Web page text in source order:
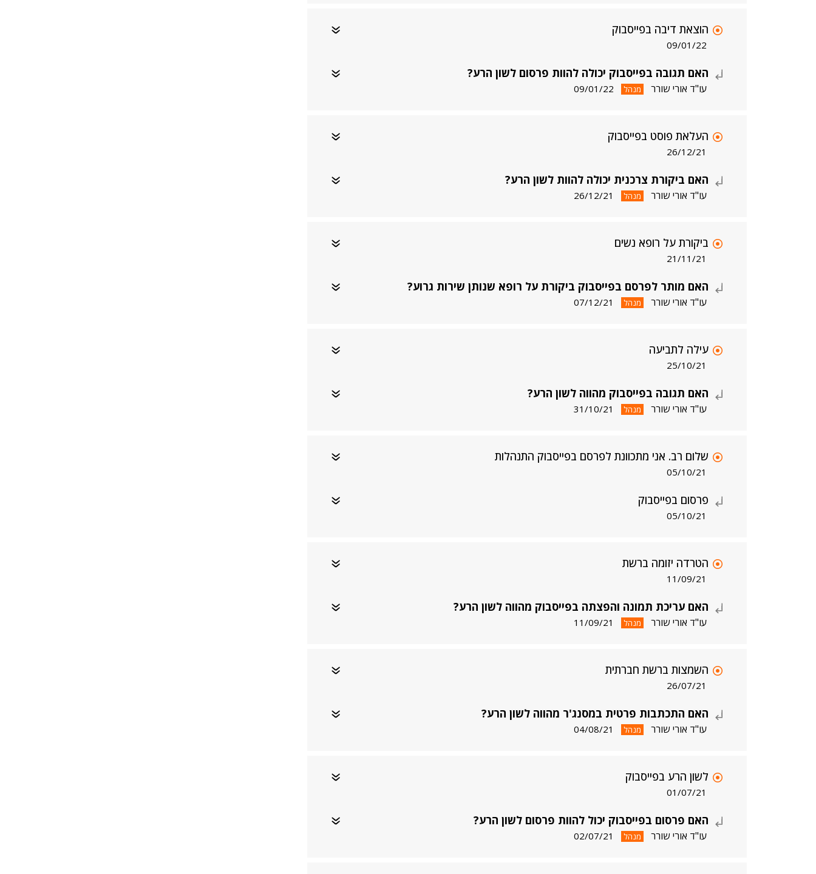
הוצאת דיבה בפייסבוק
09/01/22
האם תגובה בפייסבוק יכולה להוות פרסום לשון הרע?
עו"ד אורי שורר מנהל 09/01/22
העלאת פוסט בפייסבוק
26/12/21
האם ביקורת צרכנית יכולה להוות לשון הרע?
עו"ד אורי שורר מנהל 26/12/21
ביקורת על רופא נשים
21/11/21
האם מותר לפרסם בפייסבוק ביקורת על רופא שנותן שירות גרוע?
עו"ד אורי שורר מנהל 07/12/21
עילה לתביעה
25/10/21
האם תגובה בפייסבוק מהווה לשון הרע?
עו"ד אורי שורר מנהל 31/10/21
שלום רב. אני מתכוונת לפרסם בפייסבוק התנהלות
05/10/21
פרסום בפייסבוק
05/10/21
הטרדה יזומה ברשת
11/09/21
האם עריכת תמונה והפצתה בפייסבוק מהווה לשון הרע?
עו"ד אורי שורר מנהל 11/09/21
השמצות ברשת חברתית
26/07/21
האם התכתבות פרטית במסנג'ר מהווה לשון הרע?
עו"ד אורי שורר מנהל 04/08/21
לשון הרע בפייסבוק
01/07/21
האם פרסום בפייסבוק יכול להוות פרסום לשון הרע?
עו"ד אורי שורר מנהל 02/07/21